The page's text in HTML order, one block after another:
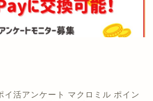
イ活アンケート マクロミル ポイン